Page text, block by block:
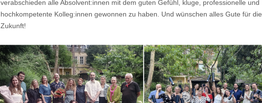
verabschieden alle Absolvent:innen mit dem guten Gefühl, kluge, professionelle und
hochkompetente Kolleg:innen gewonnen zu haben. Und wünschen alles Gute für die
Zukunft!